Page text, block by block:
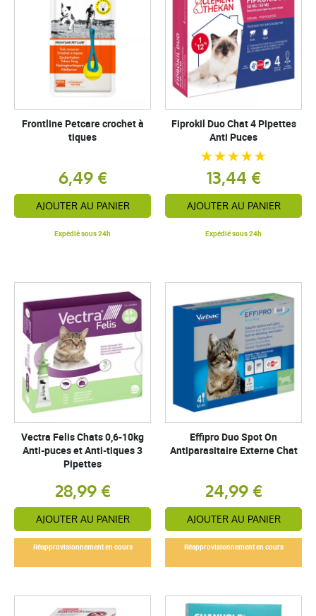
Frontline Petcare crochet à
tiques
6,49 €
AJOUTER AU PANIER
Expédié sous 24h
Fiprokil Duo Chat 4 Pipettes
Anti Puces
13,44 €
AJOUTER AU PANIER
Expédié sous 24h
Vectra Felis Chats 0,6-10kg
Anti-puces et Anti-tiques 3
Pipettes
28,99 €
AJOUTER AU PANIER
Réapprovisionnement en cours
Effipro Duo Spot On
Antiparasitaire Externe Chat
24,99 €
AJOUTER AU PANIER
Réapprovisionnement en cours